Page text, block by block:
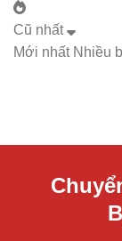
Cũ nhất
Mới nhất Nhiều